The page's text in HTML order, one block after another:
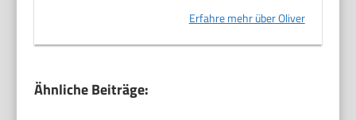
Erfahre mehr über Oliver
Ähnliche Beiträge: